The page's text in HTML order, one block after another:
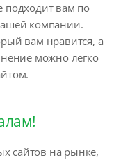
подходит вам по
компании.
вам нравится, а
можно легко
сайтов на рынке,